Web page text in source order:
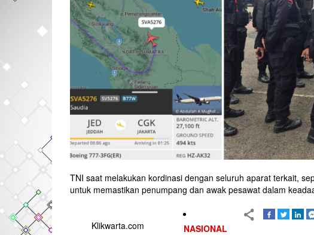
TNI saat melakukan kordinasi dengan seluruh aparat terkait,
untuk memastikan penumpang dan awak pesawat dalam
Klikwarta.com NASIONAL